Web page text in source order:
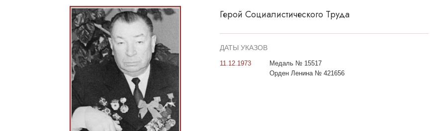
Герой Социалистического Труда
ДАТЫ УКАЗОВ
11.12.1973
Медаль № 15517
Орден Ленина № 421656